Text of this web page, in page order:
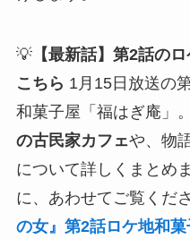
💡【最新話】第2話の
こちら 1月15日放送の
和菓子屋「福はぎ庵」
の古民家カフェや、物
について詳しくまとめ
に、あわせてご覧くだ
の女』第2話ロケ地和